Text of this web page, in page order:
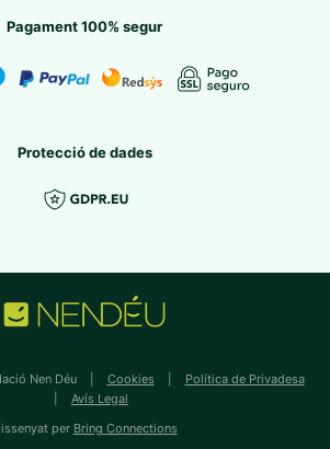
Pagament 100% segur
Protecció de dades
Nen Déu | Cookies
Política de Privadesa
Avís Legal
per Bring Connections